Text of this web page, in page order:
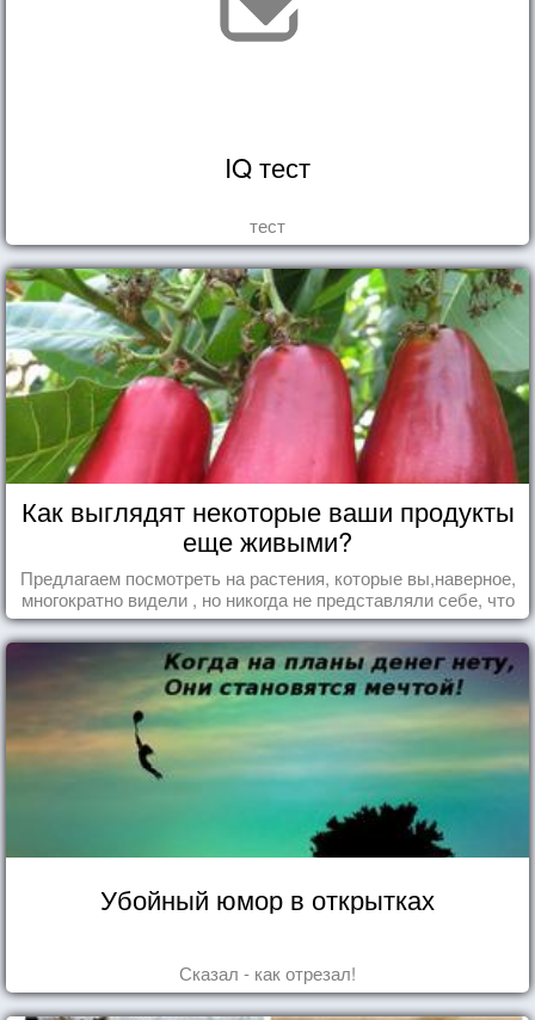
IQ тест
тест
Как выглядят некоторые ваши продукты
еще живыми?
Предлагаем посмотреть на растения, которые вы,наверное,
многократно видели , но никогда не представляли себе, что
употребляете их в пищу.
Убойный юмор в открытках
Сказал - как отрезал!